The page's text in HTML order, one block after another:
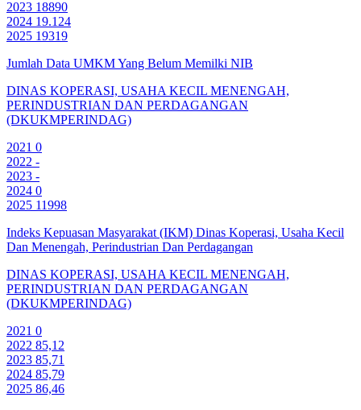
2023 18890
2024 19.124
2025 19319
Jumlah Data UMKM Yang Belum Memilki NIB
DINAS KOPERASI, USAHA KECIL MENENGAH,
PERINDUSTRIAN DAN PERDAGANGAN
(DKUKMPERINDAG)
2021 0
2022 -
2023 -
2024 0
2025 11998
Indeks Kepuasan Masyarakat (IKM) Dinas Koperasi, Usaha Kecil
Dan Menengah, Perindustrian Dan Perdagangan
DINAS KOPERASI, USAHA KECIL MENENGAH,
PERINDUSTRIAN DAN PERDAGANGAN
(DKUKMPERINDAG)
2021 0
2022 85,12
2023 85,71
2024 85,79
2025 86,46